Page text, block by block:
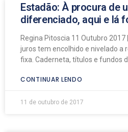
Estadão: À procura de
diferenciado, aqui e lá
Regina Pitoscia 11 Outubro 2017
juros tem encolhido e nivelado a
fixa. Caderneta, títulos e fundos
CONTINUAR LENDO
11 de outubro de 2017